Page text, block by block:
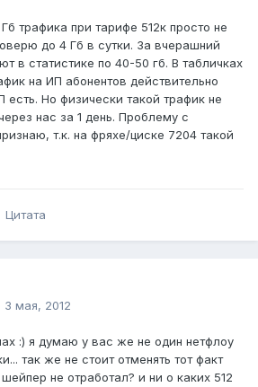
трафика при тарифе 512к просто не
до 4 Гб в сутки. За вчерашний
в статистике по 40-50 гб. В табличках
на ИП абонентов действительно
есть. Но физически такой трафик не
нас за 1 день. Проблему c
т.к. на фряхе/циске 7204 такой
Цитата
3 мая, 2012
:) я думаю у вас же не один нетфлоу
так же не стоит отменять тот факт
не отработал? и ни о каких 512